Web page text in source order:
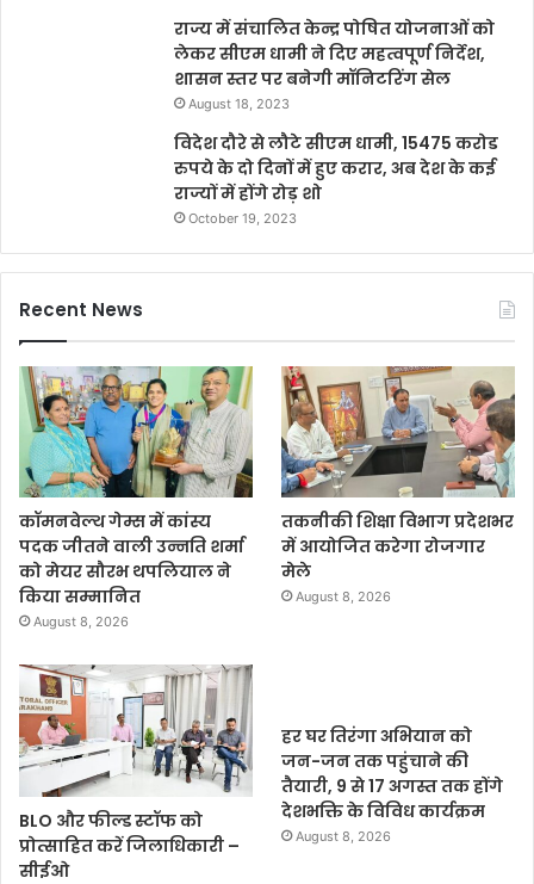
राज्य में संचालित केन्द्र पोषित योजनाओं को
लेकर सीएम धामी ने दिए महत्वपूर्ण निर्देश,
शासन स्तर पर बनेगी मॉनिटरिंग सेल
August 18, 2023
विदेश दौरे से लौटे सीएम धामी, 15475 करोड
रुपये के दो दिनों में हुए करार, अब देश के कई
राज्यों में होंगे रोड़ शो
October 19, 2023
Recent News
कॉमनवेल्थ गेम्स में कांस्य
पदक जीतने वाली उन्नति शर्मा
को मेयर सौरभ थपलियाल ने
किया सम्मानित
August 8, 2026
तकनीकी शिक्षा विभाग प्रदेशभर
में आयोजित करेगा रोजगार
मेले
August 8, 2026
BLO और फील्ड स्टॉफ को
प्रोत्साहित करें जिलाधिकारी –
सीईओ
हर घर तिरंगा अभियान को
जन-जन तक पहुंचाने की
तैयारी, 9 से 17 अगस्त तक होंगे
देशभक्ति के विविध कार्यक्रम
August 8, 2026